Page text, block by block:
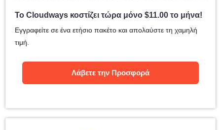
Το Cloudways κοστίζει τώρα μόνο$11.00 το μήνα!
Εγγραφείτε σε ένα ετήσιο πακέτο και απολαύστε τη χαμηλή
τιμή.
Λάβετε την Προσφορά